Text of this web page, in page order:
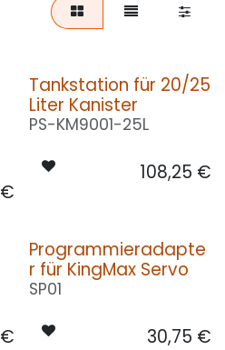
€
Tankstation für 20/25
Liter Kanister
PS-KM9001-25L
108,25 €
€
Programmieradapte
r für KingMax Servo
SP01
30,75 €